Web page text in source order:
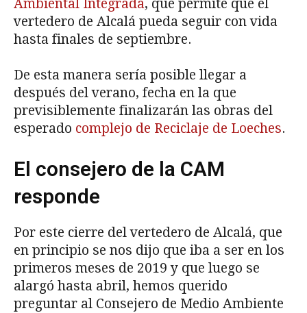
Ambiental Integrada, que permite que el
vertedero de Alcalá pueda seguir con vida
hasta finales de septiembre.
De esta manera sería posible llegar a
después del verano, fecha en la que
previsiblemente finalizarán las obras del
esperado complejo de Reciclaje de Loeches.
El consejero de la CAM
responde
Por este cierre del vertedero de Alcalá, que
en principio se nos dijo que iba a ser en los
primeros meses de 2019 y que luego se
alargó hasta abril, hemos querido
preguntar al Consejero de Medio Ambiente